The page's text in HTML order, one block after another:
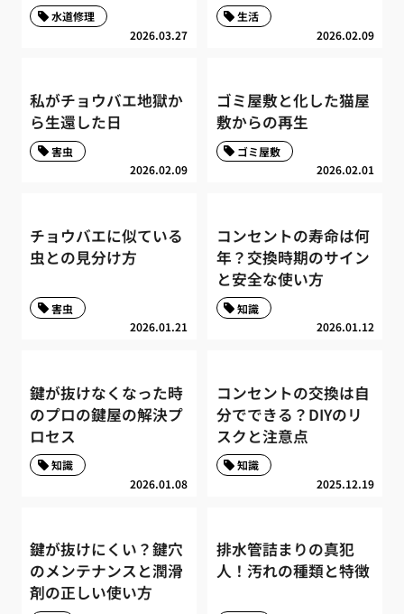
2026.03.27
水道修理
2026.02.09
生活
私がチョウバエ地獄か
ら生還した日
2026.02.09
害虫
ゴミ屋敷と化した猫屋
敷からの再生
2026.02.01
ゴミ屋敷
チョウバエに似ている
虫との見分け方
2026.01.21
害虫
コンセントの寿命は何
年？交換時期のサイン
と安全な使い方
2026.01.12
知識
鍵が抜けなくなった時
のプロの鍵屋の解決プ
ロセス
2026.01.08
知識
コンセントの交換は自
分でできる？DIYのリ
スクと注意点
2025.12.19
知識
鍵が抜けにくい？鍵穴
のメンテナンスと潤滑
剤の正しい使い方
排水管詰まりの真犯
人！汚れの種類と特徴